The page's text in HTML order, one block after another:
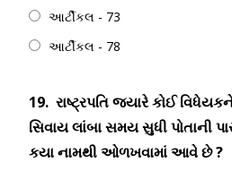
આર્ટીકલ - 73
આર્ટીકલ - 78
19. રાષ્ટ્રપતિ જ્યારે કોઈ
સિવાય લાંબા સમય સુધી પોતાની
કયા નામથી ઓળખવામાં આવે છે ?